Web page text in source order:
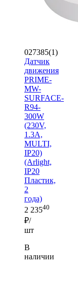
027385(1)
Датчик
движения
PRIME-
MW-
SURFACE-
R94-
300W
(230V,
1.3A,
MULTI,
IP20)
(Arlight,
IP20
Пластик,
2
года)
2 23540
₽/
шт
В
наличии